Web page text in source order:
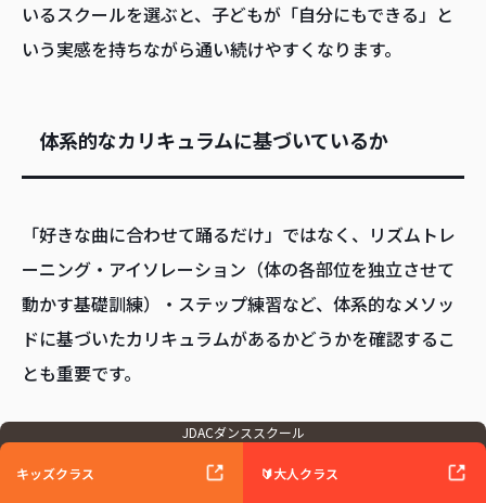
JDACダンススクール
キッズクラス 🔰大人クラス
いるスクールを選ぶと、子どもが「自分にもできる」と
いう実感を持ちながら通い続けやすくなります。
体系的なカリキュラムに基づいているか
「好きな曲に合わせて踊るだけ」ではなく、リズムトレ
ーニング・アイソレーション（体の各部位を独立させて
動かす基礎訓練）・ステップ練習など、体系的なメソッ
ドに基づいたカリキュラムがあるかどうかを確認するこ
とも重要です。
カリキュラムが整備されているスクールでは、基礎から
応用へと段階的に積み上げていくことができ、スキルの